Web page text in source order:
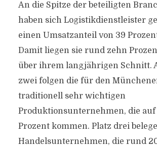
An die Spitze der beteiligten
haben sich Logistikdienstleister
einen Umsatzanteil von 39
Damit liegen sie rund zehn
über ihrem langjährigen Schnitt.
zwei folgen die für den
traditionell sehr wichtigen
Produktionsunternehmen, die auf
Prozent kommen. Platz drei
Handelsunternehmen, die rund